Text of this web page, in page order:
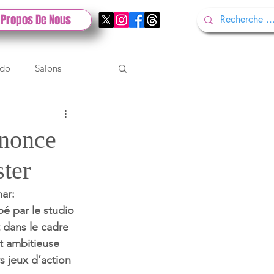
De Nous
Salons
Gamescom
Test PlayStation
par le studio
le cadre
ambitieuse
jeux d’action